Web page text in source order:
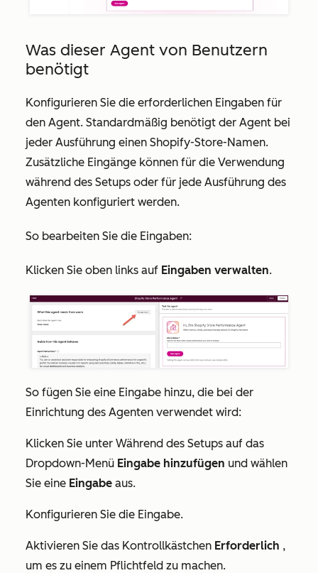
Was dieser Agent von Benutzern
benötigt
Konfigurieren Sie die erforderlichen Eingaben für
den Agent. Standardmäßig benötigt der Agent bei
jeder Ausführung einen Shopify-Store-Namen.
Zusätzliche Eingänge können für die Verwendung
während des Setups oder für jede Ausführung des
Agenten konfiguriert werden.
So bearbeiten Sie die Eingaben:
Klicken Sie oben links auf Eingaben verwalten.
So fügen Sie eine Eingabe hinzu, die bei der
Einrichtung des Agenten verwendet wird:
Klicken Sie unter Während des Setups auf das
Dropdown-Menü Eingabe hinzufügen und wählen
Sie eine Eingabe aus.
Konfigurieren Sie die Eingabe.
Aktivieren Sie das Kontrollkästchen Erforderlich ,
um es zu einem Pflichtfeld zu machen.